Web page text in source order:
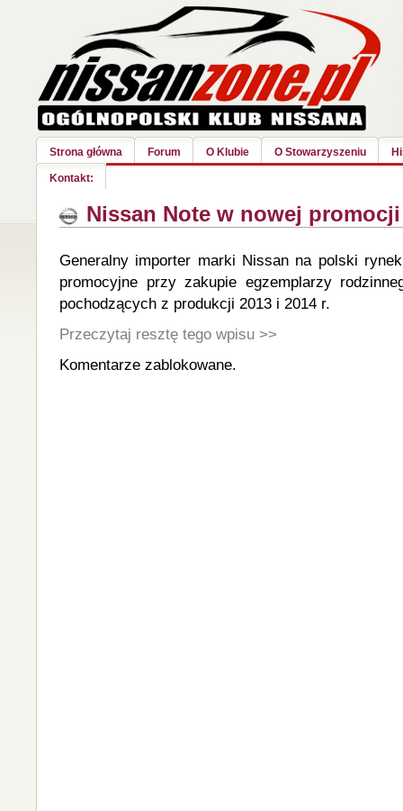
Strona główna Forum O Klubie O Stowarzyszeniu
Kontakt:
Nissan Note w nowej promocji
Generalny importer marki Nissan na polski
promocyjne przy zakupie egzemplarzy
pochodzących z produkcji 2013 i 2014 r.
Przeczytaj resztę tego wpisu >>
Komentarze zablokowane.